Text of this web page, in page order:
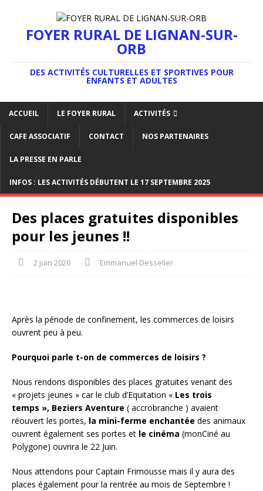
FOYER RURAL DE LIGNAN-SUR-
ORB
DES ACTIVITÉS CULTURELLES ET SPORTIVES POUR
ENFANTS ET ADULTES
ACCUEIL LE FOYER RURAL ACTIVITÉS
CAFE ASSOCIATIF CONTACT NOS PARTENAIRES
LA PRESSE EN PARLE
INFOS : LES ACTIVITÉS DÉBUTENT LE 17 SEPTEMBRE 2025
Des places gratuites disponibles
pour les jeunes !!
2 juin 2020 Emmanuel Desselier
Après la période de confinement, les commerces de loisirs
ouvrent peu à peu.
Pourquoi parle t-on de commerces de loisirs ?
Nous rendons disponibles des places gratuites venant des
« projets jeunes » car le club d’Equitation « Les trois
temps », Beziers Aventure ( accrobranche ) avaient
réouvert les portes, la mini-ferme enchantée des animaux
ouvrent également ses portes et le cinéma (monCiné au
Polygone) ouvrira le 22 Juin.
Nous attendons pour Captain Frimousse mais il y aura des
places également pour la rentrée au mois de Septembre !